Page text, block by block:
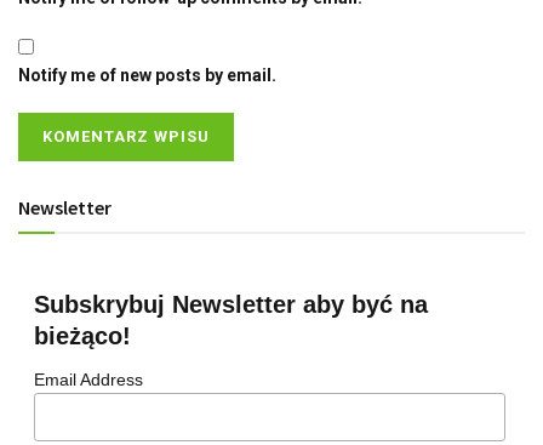
Notify me of new posts by email.
Newsletter
Subskrybuj Newsletter aby być na
bieżąco!
Email Address